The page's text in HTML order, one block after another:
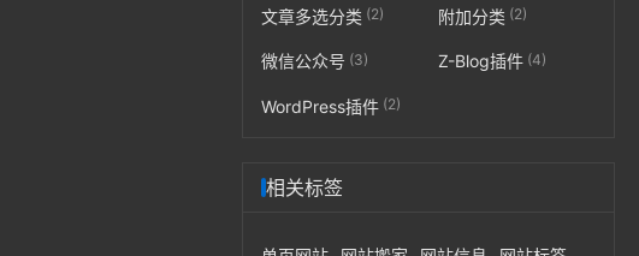
文章多选分类 (2) 附加分类 (2)
微信公众号 (3) Z-Blog插件(4)
WordPress插件 (2)
相关标签